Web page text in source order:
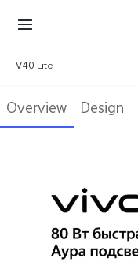
V40 Lite
Overview Design